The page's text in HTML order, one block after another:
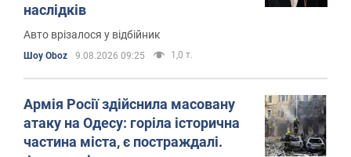
наслідків
Авто врізалося у відбійник
Шоу Oboz 9.08.2026 09:25 1,0 т.
Армія Росії здійснила масовану
атаку на Одесу: горіла історична
частина міста, є постраждалі.